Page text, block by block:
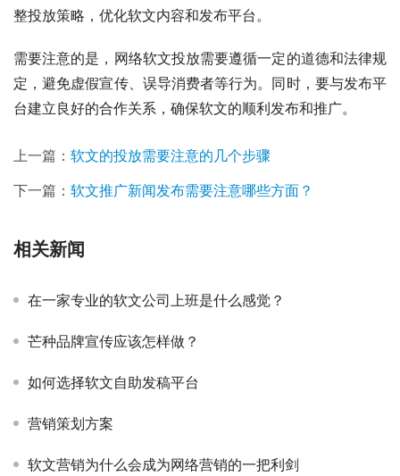
整投放策略，优化软文内容和发布平台。
需要注意的是，网络软文投放需要遵循一定的道德和法律规
定，避免虚假宣传、误导消费者等行为。同时，要与发布平
台建立良好的合作关系，确保软文的顺利发布和推广。
上一篇： 软文的投放需要注意的几个步骤
下一篇： 软文推广新闻发布需要注意哪些方面？
相关新闻
在一家专业的软文公司上班是什么感觉？
芒种品牌宣传应该怎样做？
如何选择软文自助发稿平台
营销策划方案
软文营销为什么会成为网络营销的一把利剑